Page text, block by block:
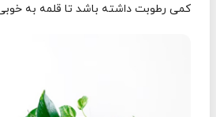
کمی رطوبت داشته باشد تا قلمه به